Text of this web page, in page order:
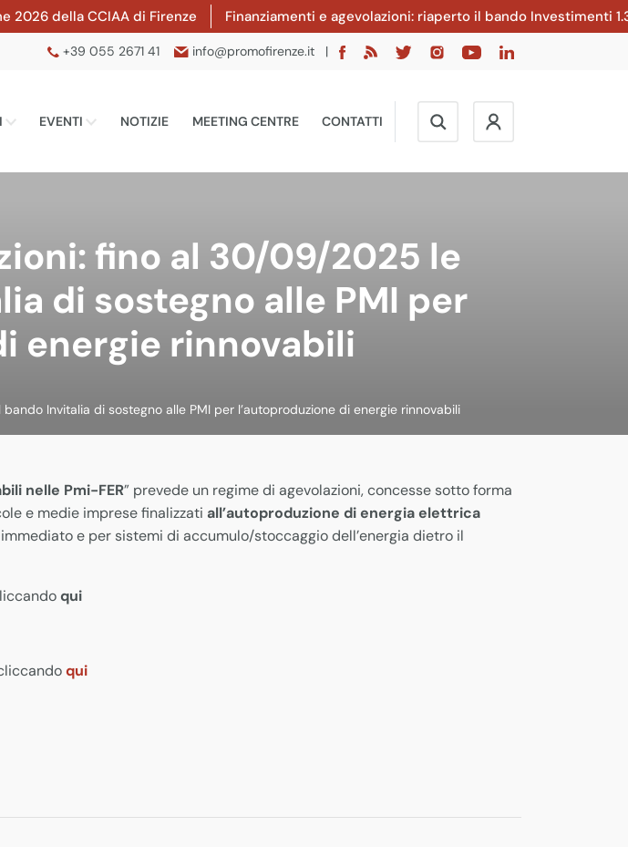
della CCIAA di Firenze Finanziamenti e agevolazioni: riaperto il bando Investimenti 1.3.2
+39 055 2671 41 info@promofirenze.it |
EVENTI NOTIZIE MEETING CENTRE CONTATTI
fino al 30/09/2025 le
di sostegno alle PMI per
energie rinnovabili
Invitalia di sostegno alle PMI per l’autoproduzione di energie rinnovabili
nelle Pmi-FER” prevede un regime di agevolazioni, concesse sotto forma
e medie imprese finalizzati all’autoproduzione di energia elettrica
immediato e per sistemi di accumulo/stoccaggio dell’energia dietro il
qui
qui